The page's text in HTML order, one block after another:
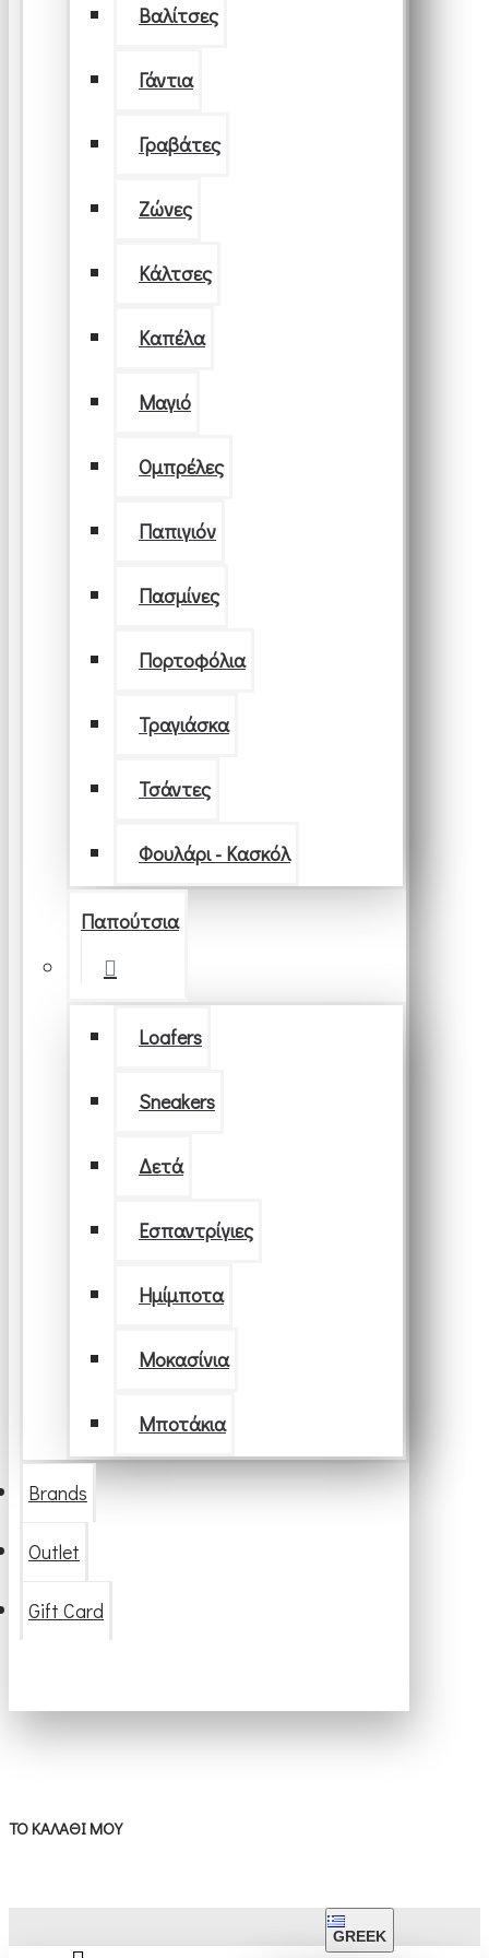
Βαλίτσες
Γάντια
Γραβάτες
Ζώνες
Κάλτσες
Καπέλα
Μαγιό
Ομπρέλες
Παπιγιόν
Πασμίνες
Πορτοφόλια
Τραγιάσκα
Τσάντες
Φουλάρι - Κασκόλ
Παπούτσια
Loafers
Sneakers
Δετά
Εσπαντρίγιες
Ημίμποτα
Μοκασίνια
Μποτάκια
Brands
Outlet
Gift Card
ΤΟ ΚΑΛΆΘΙ ΜΟΥ
GREEK